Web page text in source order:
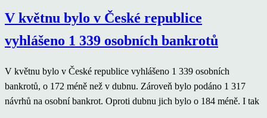
V květnu bylo v České republice
vyhlášeno 1 339 osobních bankrotů
V květnu bylo v České republice vyhlášeno 1 339 osobních
bankrotů, o 172 méně než v dubnu. Zároveň bylo podáno 1 317
návrhů na osobní bankrot. Oproti dubnu jich bylo o 184 méně. I tak